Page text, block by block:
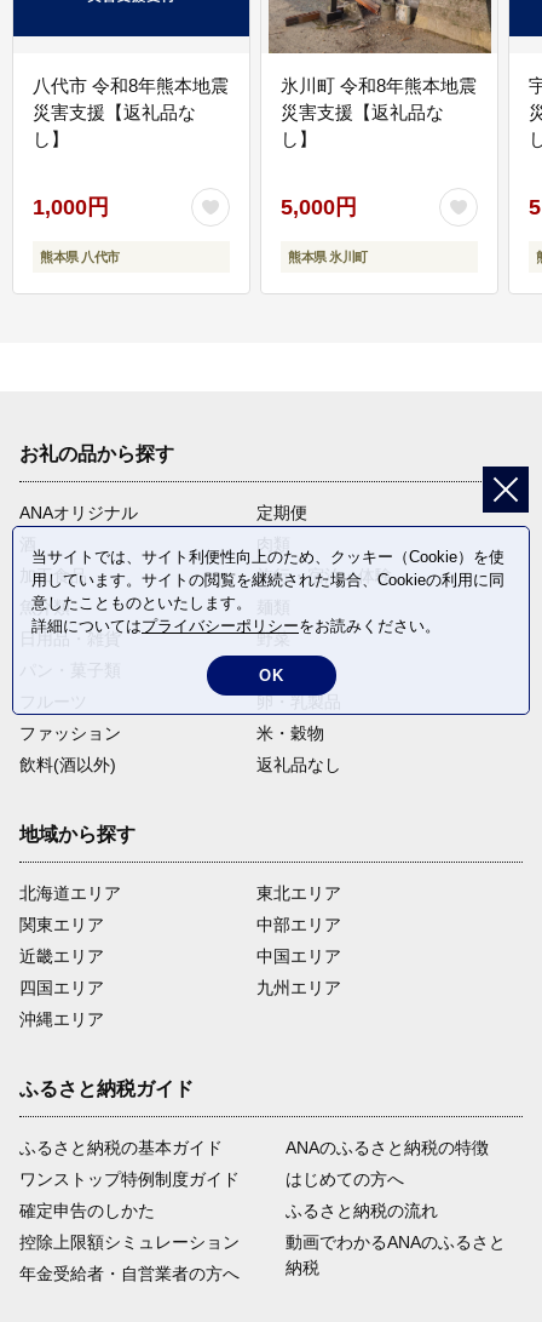
八代市 令和8年熊本地震
災害支援【返礼品な
し】
1,000円
熊本県 八代市
氷川町 令和8年熊本地震
災害支援【返礼品な
し】
5,000円
熊本県 氷川町
お礼の品から探す
ANAオリジナル
定期便
加工食品
旅行・宿泊・体験
魚介類
日用品・雑貨
野菜
電化製品
卵・乳製品
ファッション
米・穀物
飲料(酒以外)
返礼品なし
地域から探す
北海道エリア
関東エリア
近畿エリア
四国エリア
沖縄エリア
東北エリア
中部エリア
中国エリア
九州エリア
ふるさと納税ガイド
ふるさと納税の基本ガイド
ワンストップ特例制度ガイド
確定申告のしかた
控除上限額シミュレーション
年金受給者・自営業者の方へ
ANAのふるさと納税の特徴
はじめての方へ
ふるさと納税の流れ
動画でわかるANAのふるさと
納税
当サイトでは、サイト利便性向上のため、クッキー（Cookie）を使
用しています。サイトの閲覧を継続された場合、Cookieの利用に同
意したことものといたします。
詳細についてはプライバシーポリシーをお読みください。
OK